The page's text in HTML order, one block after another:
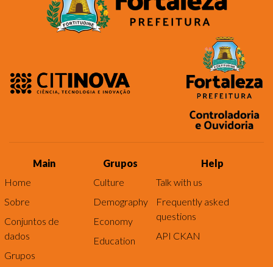
Main
Home
Sobre
Conjuntos de
dados
Grupos
Grupos
Culture
Demography
Economy
Education
Help
Talk with us
Frequently asked
questions
API CKAN